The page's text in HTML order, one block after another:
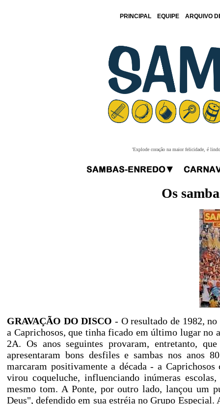
PRINCIPAL EQUIPE ARQUIVO
'Explode coração na maior felicidade, é
Os
GRAVAÇÃO DO DISCO - O resultado de 1982,
a Caprichosos, que tinha ficado em último lugar no
2A. Os anos seguintes provaram, entretanto,
apresentaram bons desfiles e sambas nos anos
marcaram positivamente a década - a
virou coqueluche, influenciando inúmeras
mesmo tom. A Ponte, por outro lado, lançou um
Deus", defendido em sua estréia no Grupo